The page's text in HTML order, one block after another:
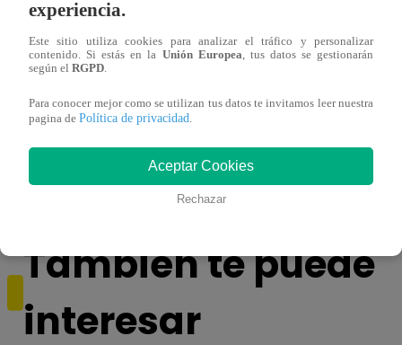
Muere exparticipante de La Voz Colombia
tras denunciar negligencia médica
También te puede
interesar
experiencia.
Este sitio utiliza cookies para analizar el tráfico y personalizar
contenido. Si estás en la Unión Europea , tus datos se gestionarán
según el RGPD
Para conocer mejor como se utilizan tus datos te invitamos leer nuestra
pagina de Política de privacidad
Aceptar Cookies
Rechazar